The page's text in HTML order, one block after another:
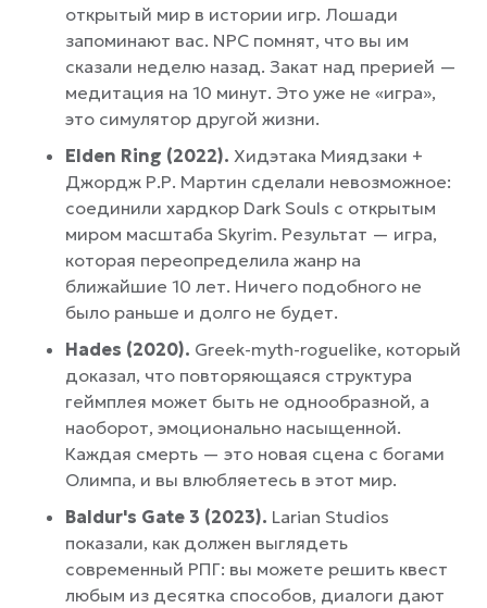
открытый мир в истории игр. Лошади
запоминают вас. NPC помнят, что вы им
сказали неделю назад. Закат над прерией —
медитация на 10 минут. Это уже не «игра»,
это симулятор другой жизни.
Elden Ring (2022). Хидэтака Миядзаки +
Джордж Р.Р. Мартин сделали невозможное:
соединили хардкор Dark Souls с открытым
миром масштаба Skyrim. Результат — игра,
которая переопределила жанр на
ближайшие 10 лет. Ничего подобного не
было раньше и долго не будет.
Hades (2020). Greek-myth-roguelike, который
доказал, что повторяющаяся структура
геймплея может быть не однообразной, а
наоборот, эмоционально насыщенной.
Каждая смерть — это новая сцена с богами
Олимпа, и вы влюбляетесь в этот мир.
Baldur's Gate 3 (2023). Larian Studios
показали, как должен выглядеть
современный РПГ: вы можете решить квест
любым из десятка способов, диалоги дают